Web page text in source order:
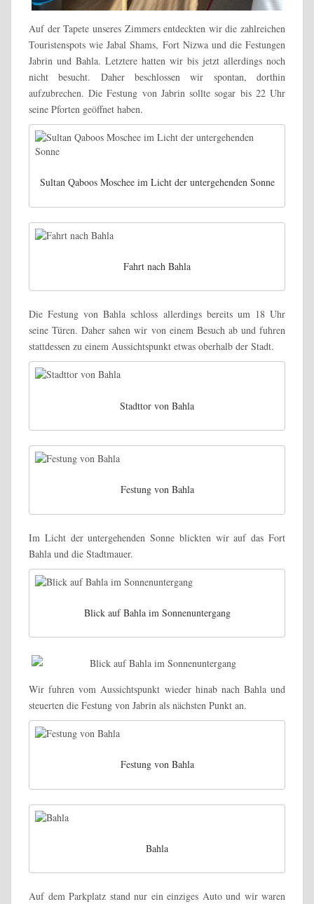
Auf der Tapete unseres Zimmers entdeckten wir die zahlreichen
Touristenspots wie Jabal Shams, Fort Nizwa und die Festungen
Jabrin und Bahla. Letztere hatten wir bis jetzt allerdings noch
nicht besucht. Daher beschlossen wir spontan, dorthin
aufzubrechen. Die Festung von Jabrin sollte sogar bis 22 Uhr
seine Pforten geöffnet haben.
Sultan Qaboos Moschee im Licht der untergehenden Sonne
Fahrt nach Bahla
Die Festung von Bahla schloss allerdings bereits um 18 Uhr
seine Türen. Daher sahen wir von einem Besuch ab und fuhren
stattdessen zu einem Aussichtspunkt etwas oberhalb der Stadt.
Stadttor von Bahla
Festung von Bahla
Im Licht der untergehenden Sonne blickten wir auf das Fort
Bahla und die Stadtmauer.
Blick auf Bahla im Sonnenuntergang
Wir fuhren vom Aussichtspunkt wieder hinab nach Bahla und
steuerten die Festung von Jabrin als nächsten Punkt an.
Festung von Bahla
Bahla
Auf dem Parkplatz stand nur ein einziges Auto und wir waren